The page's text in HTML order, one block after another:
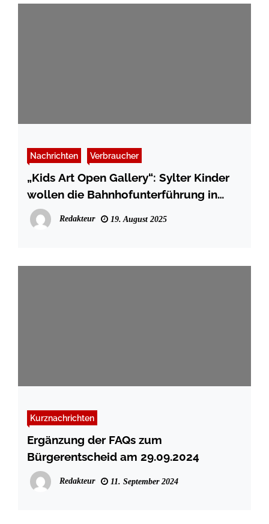
Nachrichten Verbraucher
„Kids Art Open Gallery“: Sylter Kinder
wollen die Bahnhofunterführung in
Keitum erstrahlen lassen
Redakteur 19. August 2025
Kurznachrichten
Ergänzung der FAQs zum
Bürgerentscheid am 29.09.2024
Redakteur 11. September 2024